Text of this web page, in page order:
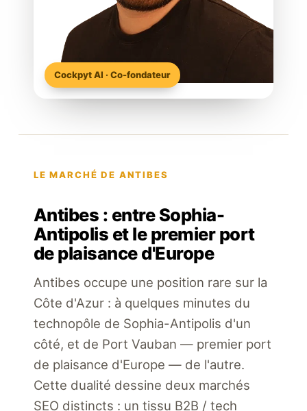
Cockpyt AI · Co-fondateur
LE MARCHÉ DE ANTIBES
Antibes : entre Sophia-
Antipolis et le premier port
de plaisance d'Europe
Antibes occupe une position rare sur la
Côte d'Azur : à quelques minutes du
technopôle de Sophia-Antipolis d'un
côté, et de Port Vauban — premier port
de plaisance d'Europe — de l'autre.
Cette dualité dessine deux marchés
SEO distincts : un tissu B2B / tech